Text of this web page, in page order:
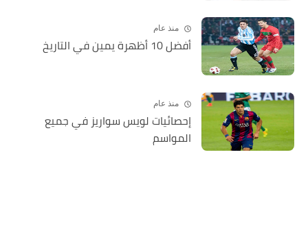
منذ عام
أفضل 10 أظهرة يمين في التاريخ
منذ عام
إحصائيات لويس سواريز في جميع
المواسم